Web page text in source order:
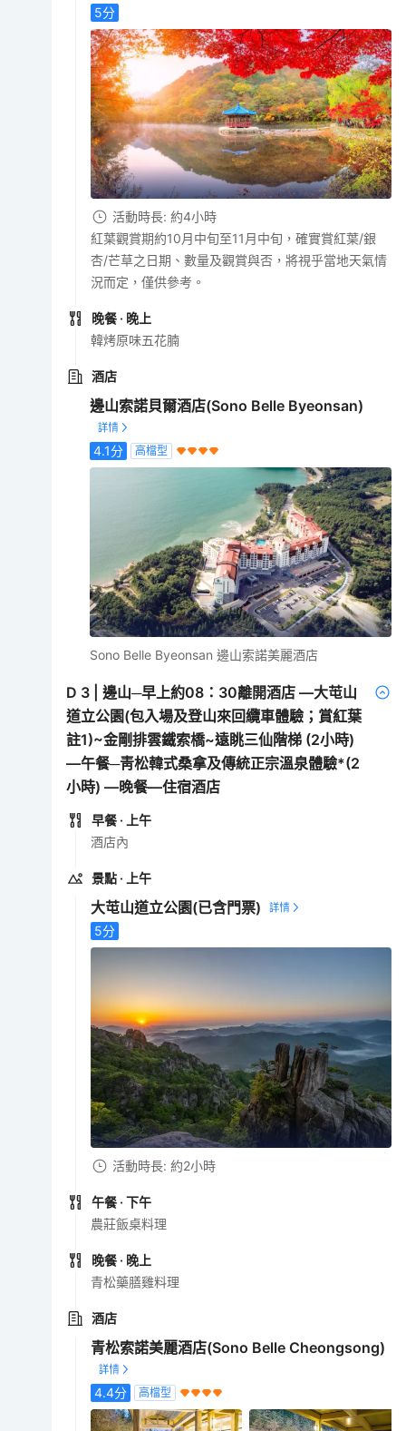
5分
活動時長: 約4小時
紅葉觀賞期約10月中旬至11月中旬，確實賞紅葉/銀
杏/芒草之日期、數量及觀賞與否，將視乎當地天氣情
況而定，僅供參考。
晚餐 · 晚上
韓烤原味五花腩
酒店
邊山索諾貝爾酒店(Sono Belle Byeonsan)
4.1分 高檔型
Sono Belle Byeonsan 邊山索諾美麗酒店
D 3 |邊山─早上約08：30離開酒店 —大芚山
道立公園(包入場及登山來回纜車體驗；賞紅葉
註1)~金剛排雲鐵索橋~遠眺三仙階梯 (2小時)
—午餐─靑松韓式桑拿及傳統正宗溫泉體驗*(2
小時) —晚餐—住宿酒店
早餐 · 上午
酒店內
景點 · 上午
大芚山道立公園(已含門票)
5分
活動時長: 約2小時
午餐 · 下午
農莊飯桌料理
晚餐 · 晚上
青松藥膳雞料理
酒店
青松索諾美麗酒店(Sono Belle Cheongsong)
4.4分 高檔型